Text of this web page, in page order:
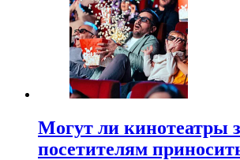
Могут ли кинотеатры
посетителям